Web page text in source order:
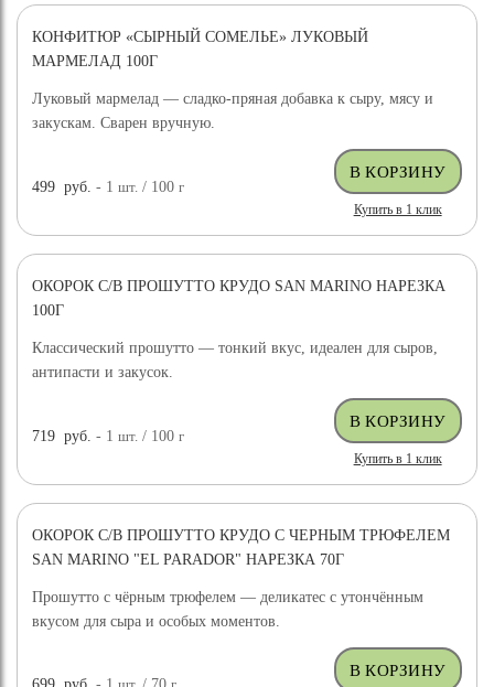
КОНФИТЮР «СЫРНЫЙ СОМЕЛЬЕ» ЛУКОВЫЙ
МАРМЕЛАД 100Г
Луковый мармелад — сладко-пряная добавка к сыру, мясу и
закускам. Сварен вручную.
499 руб. - 1шт. / 100г
Купить в 1 клик
ОКОРОК С/В ПРОШУТТО КРУДО SAN MARINO НАРЕЗКА
100Г
Классический прошутто — тонкий вкус, идеален для сыров,
антипасти и закусок.
719 руб. - 1шт. / 100г
Купить в 1 клик
ОКОРОК С/В ПРОШУТТО КРУДО С ЧЕРНЫМ ТРЮФЕЛЕМ
SAN MARINO "EL PARADOR" НАРЕЗКА 70Г
Прошутто с чёрным трюфелем — деликатес с утончённым
вкусом для сыра и особых моментов.